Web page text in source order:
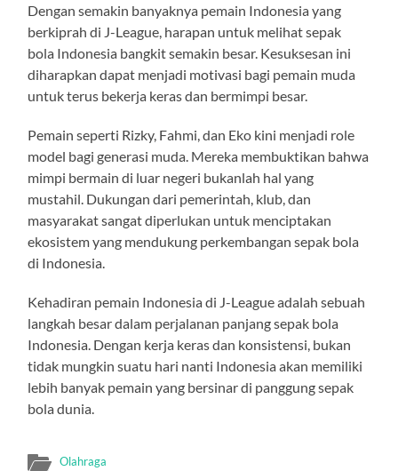
Dengan semakin banyaknya pemain Indonesia yang
berkiprah di J-League, harapan untuk melihat sepak
bola Indonesia bangkit semakin besar. Kesuksesan ini
diharapkan dapat menjadi motivasi bagi pemain muda
untuk terus bekerja keras dan bermimpi besar.
Pemain seperti Rizky, Fahmi, dan Eko kini menjadi role
model bagi generasi muda. Mereka membuktikan bahwa
mimpi bermain di luar negeri bukanlah hal yang
mustahil. Dukungan dari pemerintah, klub, dan
masyarakat sangat diperlukan untuk menciptakan
ekosistem yang mendukung perkembangan sepak bola
di Indonesia.
Kehadiran pemain Indonesia di J-League adalah sebuah
langkah besar dalam perjalanan panjang sepak bola
Indonesia. Dengan kerja keras dan konsistensi, bukan
tidak mungkin suatu hari nanti Indonesia akan memiliki
lebih banyak pemain yang bersinar di panggung sepak
bola dunia.
Olahraga